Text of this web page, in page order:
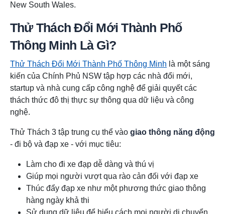
New South Wales.
Thử Thách Đổi Mới Thành Phố
Thông Minh Là Gì?
Thử Thách Đổi Mới Thành Phố Thông Minh là một sáng
kiến của Chính Phủ NSW tập hợp các nhà đổi mới,
startup và nhà cung cấp công nghệ để giải quyết các
thách thức đô thị thực sự thông qua dữ liệu và công
nghệ.
Thử Thách 3 tập trung cụ thể vào giao thông năng động
- đi bộ và đạp xe - với mục tiêu:
Làm cho đi xe đạp dễ dàng và thú vị
Giúp mọi người vượt qua rào cản đối với đạp xe
Thúc đẩy đạp xe như một phương thức giao thông
hàng ngày khả thi